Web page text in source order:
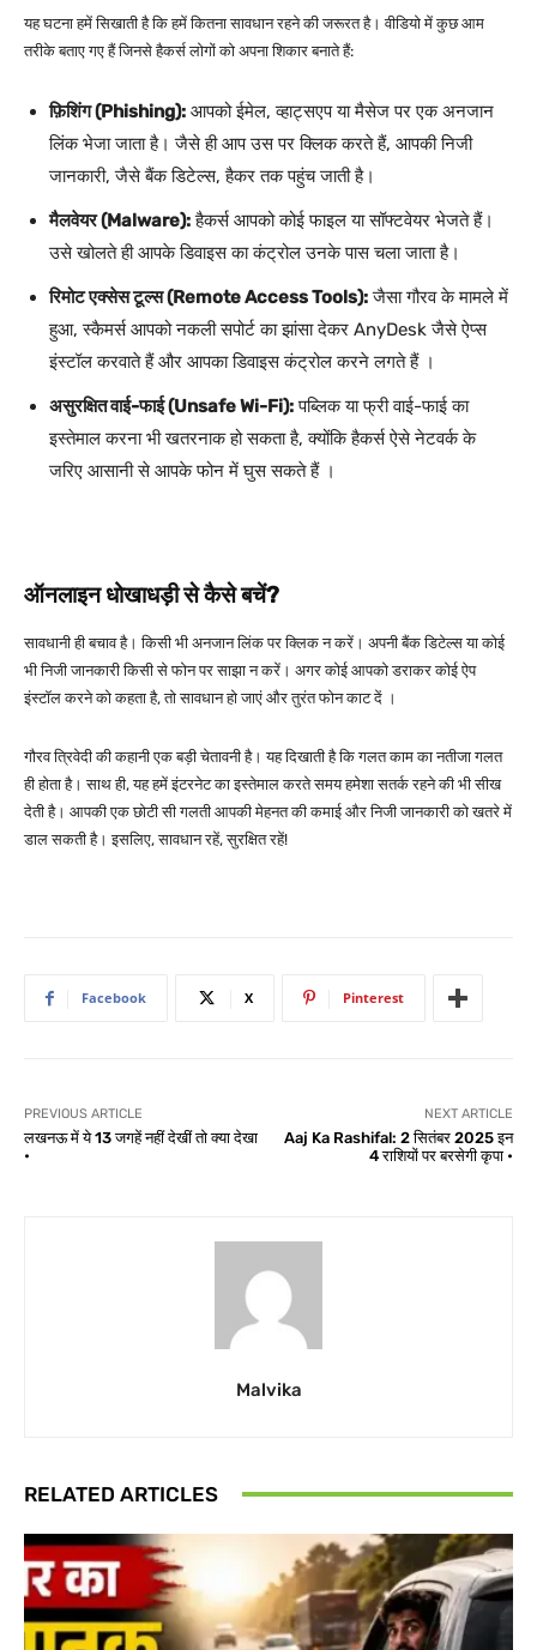
यह घटना हमें सिखाती है कि हमें कितना सावधान रहने की जरूरत है। वीडियो में कुछ आम
तरीके बताए गए हैं जिनसे हैकर्स लोगों को अपना शिकार बनाते हैं:
फ़िशिंग (Phishing): आपको ईमेल, व्हाट्सएप या मैसेज पर एक अनजान
लिंक भेजा जाता है। जैसे ही आप उस पर क्लिक करते हैं, आपकी निजी
जानकारी, जैसे बैंक डिटेल्स, हैकर तक पहुंच जाती है।
मैलवेयर (Malware):हैकर्स आपको कोई फाइल या सॉफ्टवेयर भेजते हैं।
उसे खोलते ही आपके डिवाइस का कंट्रोल उनके पास चला जाता है।
रिमोट एक्सेस टूल्स (Remote Access Tools):जैसा गौरव के मामले में
हुआ, स्कैमर्स आपको नकली सपोर्ट का झांसा देकर AnyDesk जैसे ऐप्स
इंस्टॉल करवाते हैं और आपका डिवाइस कंट्रोल करने लगते हैं ।
असुरक्षित वाई-फाई (Unsafe Wi-Fi):पब्लिक या फ्री वाई-फाई का
इस्तेमाल करना भी खतरनाक हो सकता है, क्योंकि हैकर्स ऐसे नेटवर्क के
जरिए आसानी से आपके फोन में घुस सकते हैं ।
ऑनलाइन धोखाधड़ी से कैसे बचें?
सावधानी ही बचाव है। किसी भी अनजान लिंक पर क्लिक न करें। अपनी बैंक डिटेल्स या कोई
भी निजी जानकारी किसी से फोन पर साझा न करें। अगर कोई आपको डराकर कोई ऐप
इंस्टॉल करने को कहता है, तो सावधान हो जाएं और तुरंत फोन काट दें ।
गौरव त्रिवेदी की कहानी एक बड़ी चेतावनी है। यह दिखाती है कि गलत काम का नतीजा गलत
ही होता है। साथ ही, यह हमें इंटरनेट का इस्तेमाल करते समय हमेशा सतर्क रहने की भी सीख
देती है। आपकी एक छोटी सी गलती आपकी मेहनत की कमाई और निजी जानकारी को खतरे में
डाल सकती है। इसलिए, सावधान रहें, सुरक्षित रहें!
Facebook X Pinterest
PREVIOUS ARTICLE
लखनऊ में ये 13 जगहें नहीं देखीं तो क्या देखा
•
NEXT ARTICLE
Aaj Ka Rashifal: 2 सितंबर 2025 इन
4 राशियों पर बरसेगी कृपा •
Malvika
RELATED ARTICLES